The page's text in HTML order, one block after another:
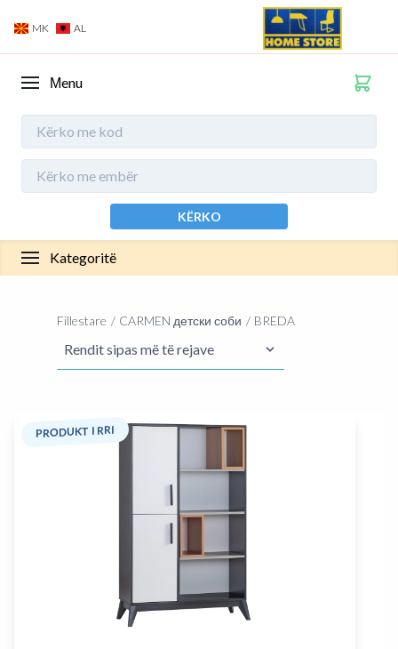
MK AL
Мenu
KËRKO
Kategoritë
Fillestare CARMEN детски соби BREDA
PRODUKT I RRI